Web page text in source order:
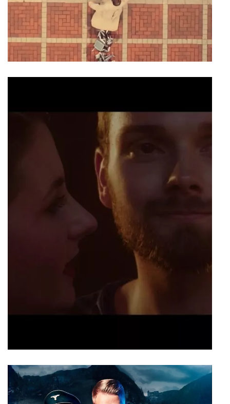
Rolle
Reporterin Müller-Langenfels
Alligatoah – Lass liegen
Musikvideo